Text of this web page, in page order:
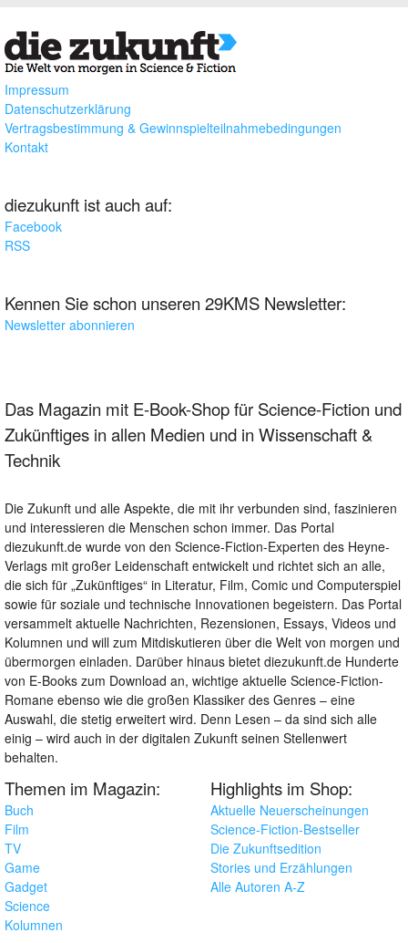
Impressum
Datenschutzerklärung
Vertragsbestimmung & Gewinnspielteilnahmebedingungen
Kontakt
diezukunft ist auch auf:
Facebook
RSS
Kennen Sie schon unseren 29KMS Newsletter:
Newsletter abonnieren
Das Magazin mit E-Book-Shop für Science-Fiction und
Zukünftiges in allen Medien und in Wissenschaft &
Technik
Die Zukunft und alle Aspekte, die mit ihr verbunden sind, faszinieren
und interessieren die Menschen schon immer. Das Portal
diezukunft.de wurde von den Science-Fiction-Experten des Heyne-
Verlags mit großer Leidenschaft entwickelt und richtet sich an alle,
die sich für „Zukünftiges“ in Literatur, Film, Comic und Computerspiel
sowie für soziale und technische Innovationen begeistern. Das Portal
versammelt aktuelle Nachrichten, Rezensionen, Essays, Videos und
Kolumnen und will zum Mitdiskutieren über die Welt von morgen und
übermorgen einladen. Darüber hinaus bietet diezukunft.de Hunderte
von E-Books zum Download an, wichtige aktuelle Science-Fiction-
Romane ebenso wie die großen Klassiker des Genres – eine
Auswahl, die stetig erweitert wird. Denn Lesen – da sind sich alle
einig – wird auch in der digitalen Zukunft seinen Stellenwert
behalten.
Themen im Magazin:
Buch
Film
TV
Game
Gadget
Science
Kolumnen
Highlights im Shop:
Aktuelle Neuerscheinungen
Science-Fiction-Bestseller
Die Zukunftsedition
Stories und Erzählungen
Alle Autoren A-Z